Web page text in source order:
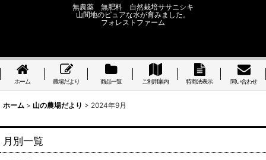
無農薬 無肥料 自然栽培ササニシキ
山間地のピュアな水が育みました。
フォレストファーム
ホーム 農場だより 商品一覧 ご利用案内 特商法表示 問い合わせ
ホーム > 山の農場だより > 2024年9月
月別一覧